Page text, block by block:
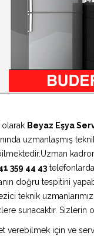
olarak Beyaz Eşya
uzmanlaşmış
bilmektedir.Uzman
359 44 43
doğru tespitini
teknik
sunacaktır.
verebilmek için ve